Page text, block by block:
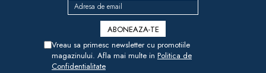
Vreau sa primesc newsletter cu promotiile
magazinului. Afla mai multe in Politica de
Confidentialitate